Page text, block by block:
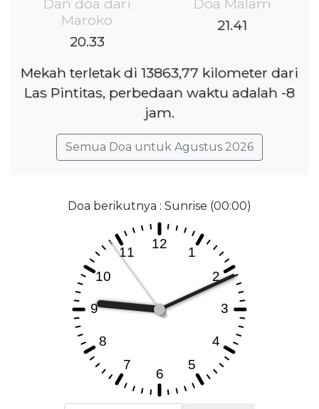
Dan doa dari
Maroko
20.33
Doa Malam
21.41
Mekah terletak di 13863,77 kilometer dari
Las Pintitas, perbedaan waktu adalah -8
jam.
Semua Doa untuk Agustus 2026
Doa berikutnya : Sunrise (00:00)